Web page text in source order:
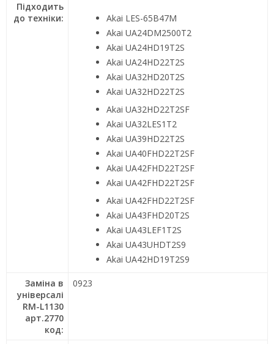
Підходить
до техніки:
Akai LES-65B47M
Akai UA24DM2500T2
Akai UA24HD19T2S
Akai UA24HD22T2S
Akai UA32HD20T2S
Akai UA32HD22T2S
Akai UA32HD22T2SF
Akai UA32LES1T2
Akai UA39HD22T2S
Akai UA40FHD22T2SF
Akai UA42FHD22T2SF
Akai UA42FHD22T2SF
Akai UA42FHD22T2SF
Akai UA43FHD20T2S
Akai UA43LEF1T2S
Akai UA43UHDT2S9
Akai UA42HD19T2S9
Заміна в
універсалі
RM-L1130
арт.2770
код:
0923